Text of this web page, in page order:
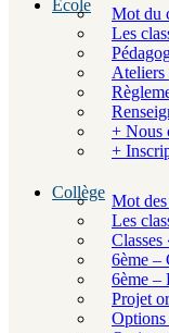
École
Mot du
Les
Ateliers
+ Nous
+
Collège Mot des
Les
6ème –
6ème –
Projet
Options